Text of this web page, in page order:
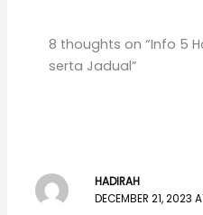
8 thoughts on “Info 5
serta Jadual”
HADIRAH
DECEMBER 21, 2023